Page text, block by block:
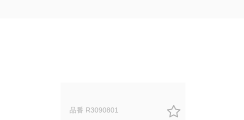
品番 R3090801